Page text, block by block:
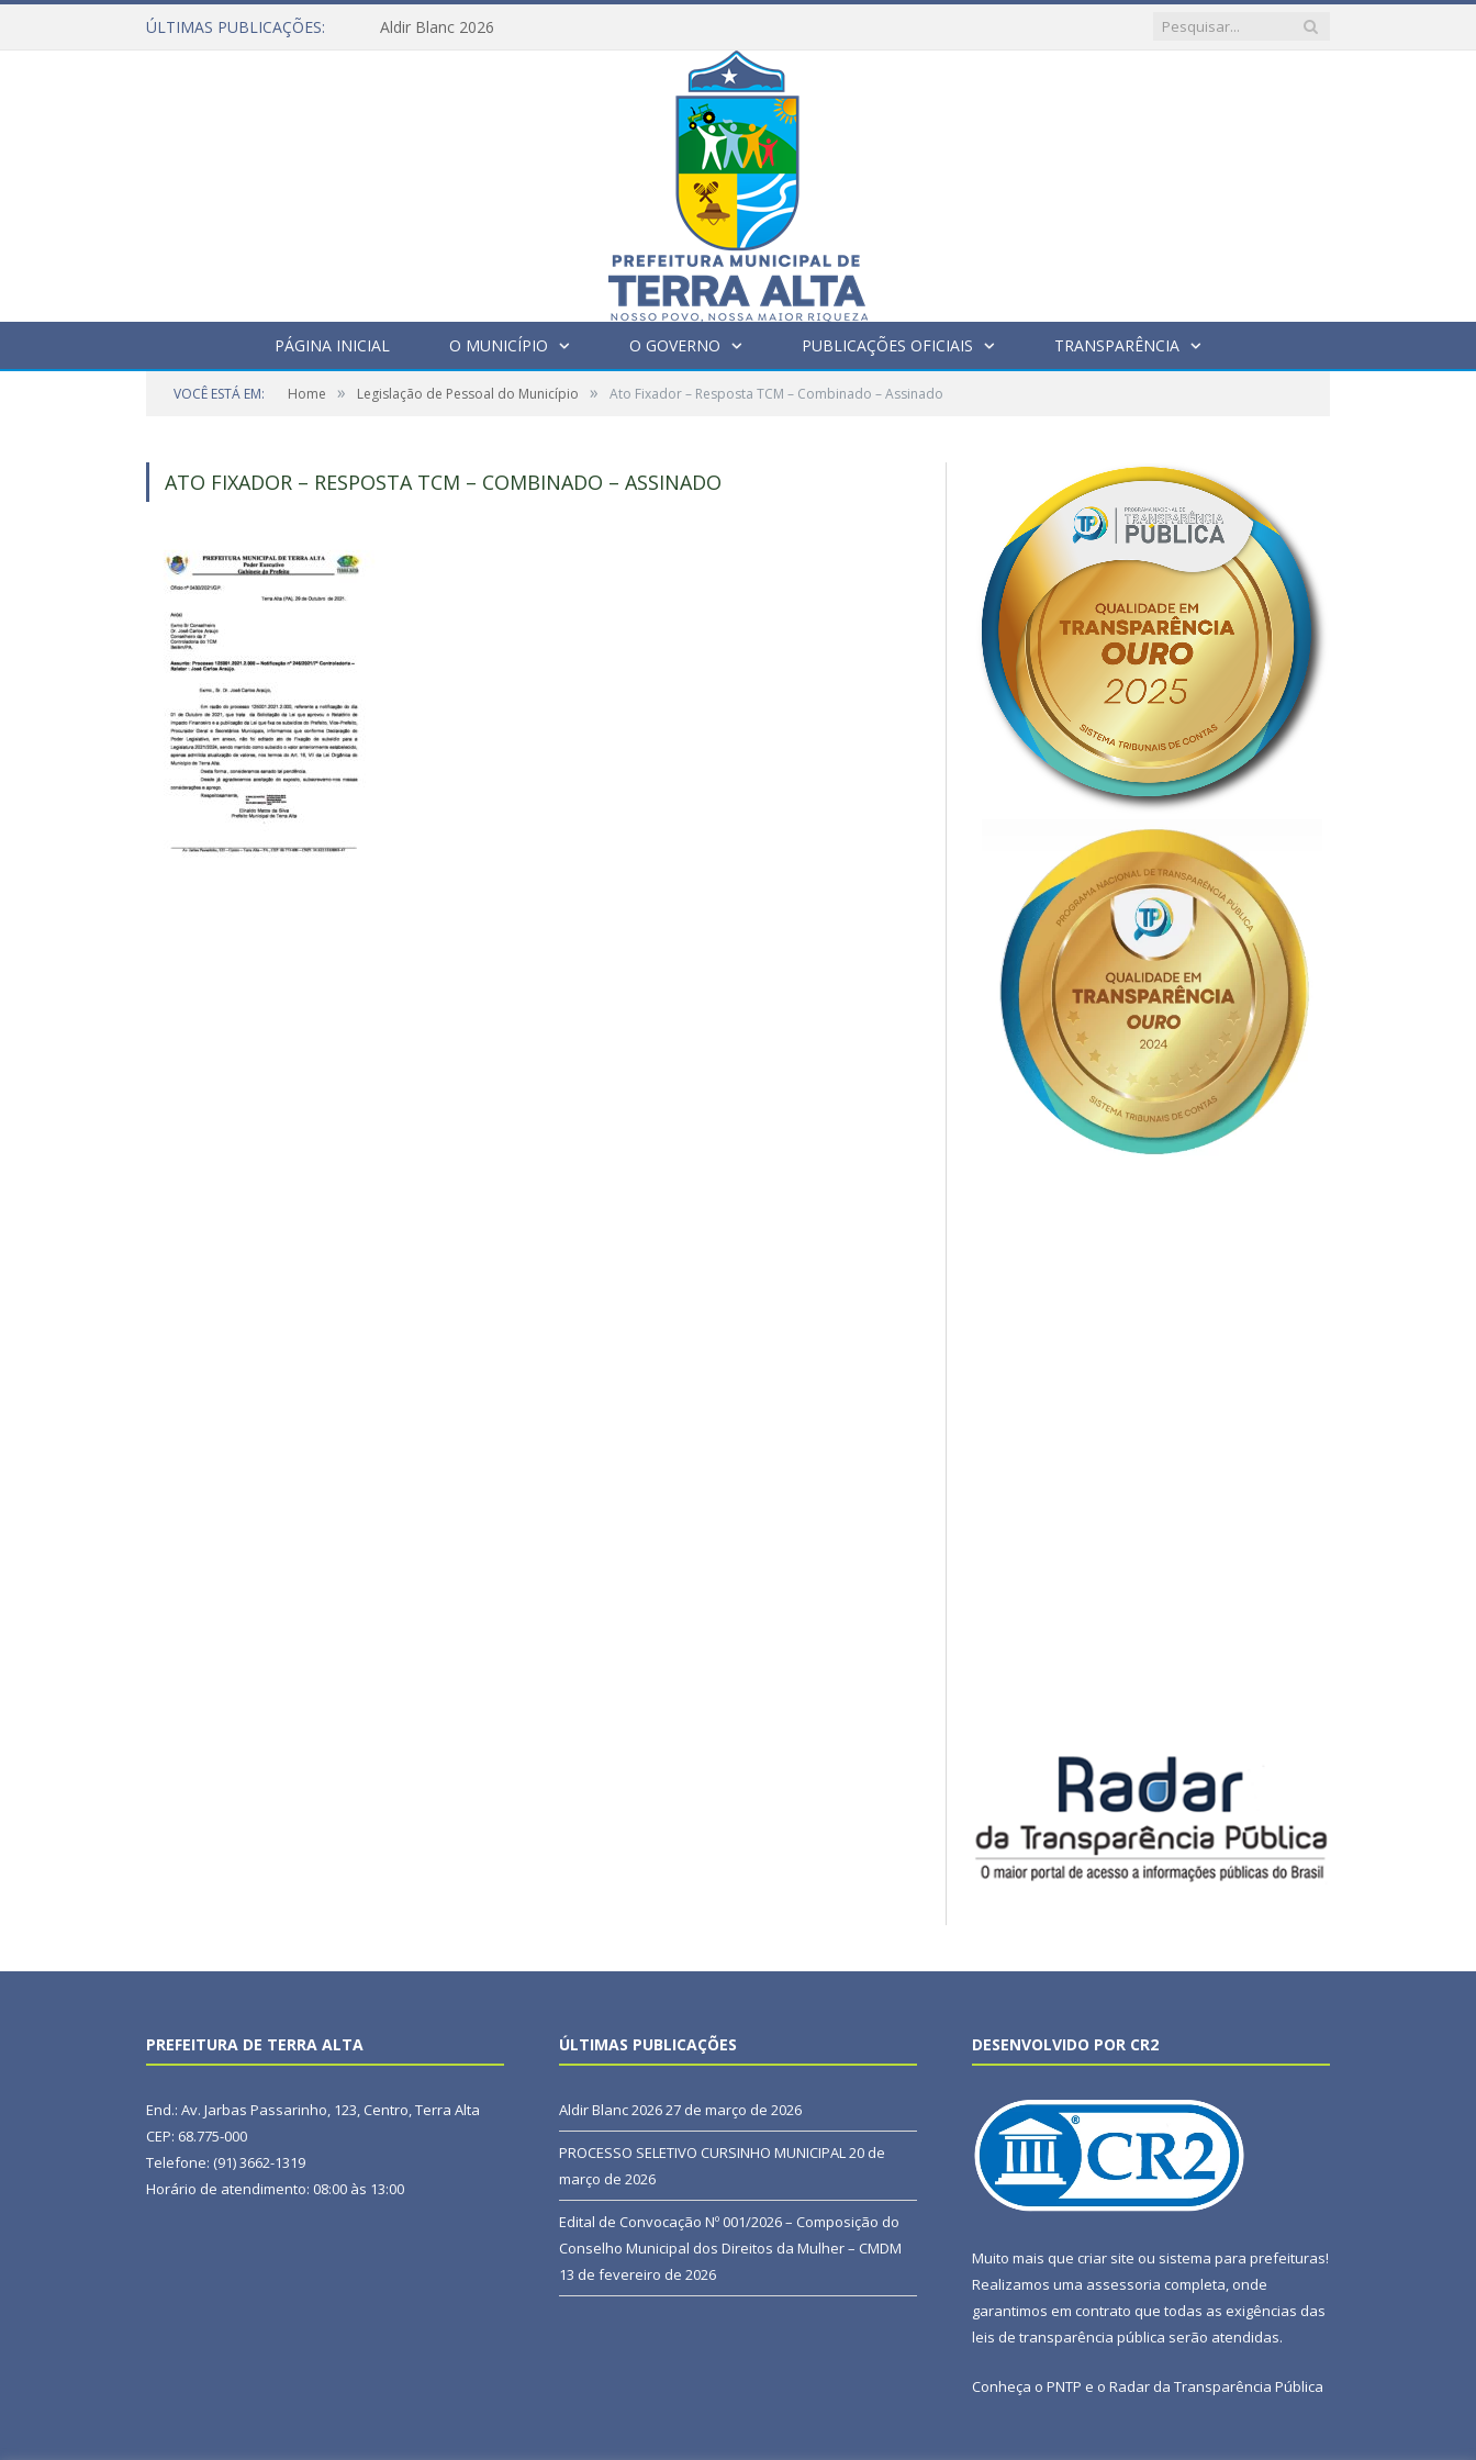
ÚLTIMAS PUBLICAÇÕES: Aldir Blanc 2026
PÁGINA INICIAL O MUNICÍPIO O GOVERNO PUBLICAÇÕES OFICIAIS TRANSPARÊNCIA
VOCÊ ESTÁ EM: Home » Legislação de Pessoal do Município » Ato Fixador – Resposta TCM – Combinado – Assinado
ATO FIXADOR – RESPOSTA TCM – COMBINADO – ASSINADO
PREFEITURA DE TERRA ALTA
End.: Av. Jarbas Passarinho, 123, Centro, Terra Alta
CEP: 68.775-000
Telefone: (91) 3662-1319
Horário de atendimento: 08:00 às 13:00
ÚLTIMAS PUBLICAÇÕES
Aldir Blanc 202627 de março de 2026
PROCESSO SELETIVO CURSINHO MUNICIPAL20 de
março de 2026
Edital de Convocação Nº 001/2026 – Composição do
Conselho Municipal dos Direitos da Mulher – CMDM
13 de fevereiro de 2026
DESENVOLVIDO POR CR2
Muito mais que criar site ou sistema para prefeituras!
Realizamos uma assessoria completa, onde
garantimos em contrato que todas as exigências das
leis de transparência pública serão atendidas.
Conheça o PNTP e o Radar da Transparência Pública